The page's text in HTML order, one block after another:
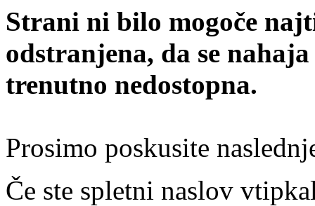
Strani ni bilo mogoče
odstranjena, da se
trenutno nedostopna.
Prosimo poskusite
Če ste spletni naslov